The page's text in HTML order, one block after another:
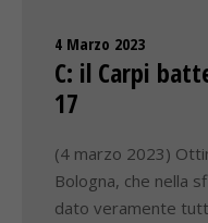
4 Marzo 2023
C: il Carpi
17
(4 marzo 2023)
Bologna, che nella
dato veramente